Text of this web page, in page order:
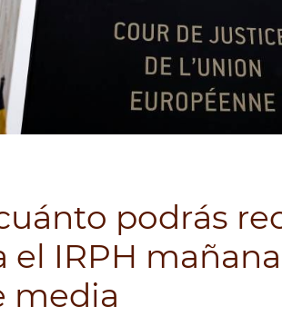
podrás
el IRPH
media